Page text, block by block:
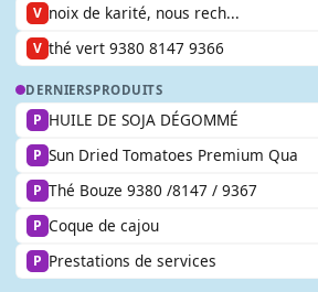
V noix de karité, nous rech...
V thé vert 9380 8147 9366
DERNIERSPRODUITS
P HUILE DE SOJA DÉGOMMÉ
P Sun Dried Tomatoes Premium Qua
P Thé Bouze 9380 /8147 / 9367
P Coque de cajou
P Prestations de services